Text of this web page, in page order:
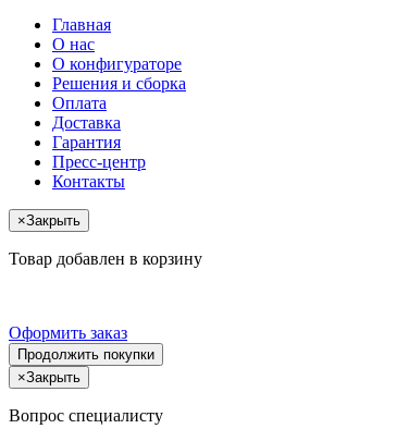
Главная
О нас
О конфигураторе
Решения и сборка
Оплата
Доставка
Гарантия
Пресс-центр
Контакты
×Закрыть
Товар добавлен в корзину
Оформить заказ
Продолжить покупки
×Закрыть
Вопрос специалисту